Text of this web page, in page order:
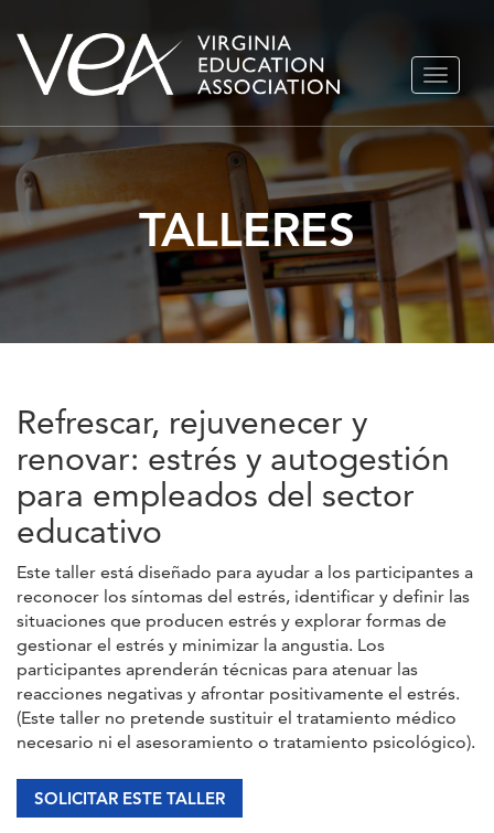
Ir
TALLERES
Refrescar, rejuvenecer y
renovar: estrés y autogestión
para empleados del sector
educativo
Este taller está diseñado para ayudar a los participantes a
reconocer los síntomas del estrés, identificar y definir las
situaciones que producen estrés y explorar formas de
gestionar el estrés y minimizar la angustia. Los
participantes aprenderán técnicas para atenuar las
reacciones negativas y afrontar positivamente el estrés.
(Este taller no pretende sustituir el tratamiento médico
necesario ni el asesoramiento o tratamiento psicológico).
SOLICITAR ESTE TALLER